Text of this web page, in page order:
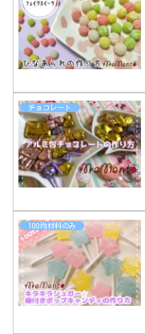
チョコレート
100均材料のみ